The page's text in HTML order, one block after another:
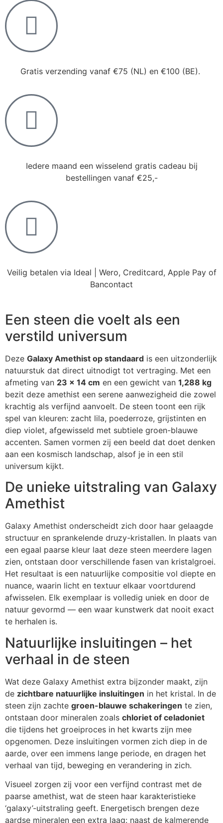
Gratis verzending vanaf €75 (NL) en €100 (BE).
Iedere maand een wisselend gratis cadeau bij
bestellingen vanaf €25,-
Veilig betalen via Ideal | Wero, Creditcard, Apple Pay of
Bancontact
Een steen die voelt als een
verstild universum
Deze Galaxy Amethist op standaard is een uitzonderlijk
natuurstuk dat direct uitnodigt tot vertraging. Met een
afmeting van 23 x 14 cm en een gewicht van 1,288 kg
bezit deze amethist een serene aanwezigheid die zowel
krachtig als verfijnd aanvoelt. De steen toont een rijk
spel van kleuren: zacht lila, poederroze, grijstinten en
diep violet, afgewisseld met subtiele groen-blauwe
accenten. Samen vormen zij een beeld dat doet denken
aan een kosmisch landschap, alsof je in een stil
universum kijkt.
De unieke uitstraling van Galaxy
Amethist
Galaxy Amethist onderscheidt zich door haar gelaagde
structuur en sprankelende druzy-kristallen. In plaats van
een egaal paarse kleur laat deze steen meerdere lagen
zien, ontstaan door verschillende fasen van kristalgroei.
Het resultaat is een natuurlijke compositie vol diepte en
nuance, waarin licht en textuur elkaar voortdurend
afwisselen. Elk exemplaar is volledig uniek en door de
natuur gevormd — een waar kunstwerk dat nooit exact
te herhalen is.
Natuurlijke insluitingen – het
verhaal in de steen
Wat deze Galaxy Amethist extra bijzonder maakt, zijn
de zichtbare natuurlijke insluitingen in het kristal. In de
steen zijn zachte groen-blauwe schakeringen te zien,
ontstaan door mineralen zoals chloriet of celadoniet
die tijdens het groeiproces in het kwarts zijn mee
opgenomen. Deze insluitingen vormen zich diep in de
aarde, over een immens lange periode, en dragen het
verhaal van tijd, beweging en verandering in zich.
Visueel zorgen zij voor een verfijnd contrast met de
paarse amethist, wat de steen haar karakteristieke
‘galaxy’-uitstraling geeft. Energetisch brengen deze
aardse mineralen een extra laag: naast de kalmerende